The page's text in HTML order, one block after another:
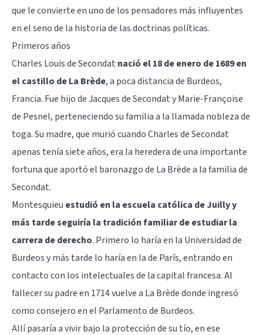
que le convierte en uno de los pensadores más influyentes
en el seno de la historia de las doctrinas políticas.
Primeros años
Charles Louis de Secondat nació el 18 de enero de 1689 en
el castillo de La Brède, a poca distancia de Burdeos,
Francia. Fue hijo de Jacques de Secondat y Marie-Françoise
de Pesnel, perteneciendo su familia a la llamada nobleza de
toga. Su madre, que murió cuando Charles de Secondat
apenas tenía siete años, era la heredera de una importante
fortuna que aportó el baronazgo de La Brède a la familia de
Secondat.
Montesquieu estudió en la escuela católica de Juilly y
más tarde seguiría la tradición familiar de estudiar la
carrera de derecho. Primero lo haría en la Universidad de
Burdeos y más tarde lo haría en la de París, entrando en
contacto con los intelectuales de la capital francesa. Al
fallecer su padre en 1714 vuelve a La Brède donde ingresó
como consejero en el Parlamento de Burdeos.
Allí pasaría a vivir bajo la protección de su tío, en ese